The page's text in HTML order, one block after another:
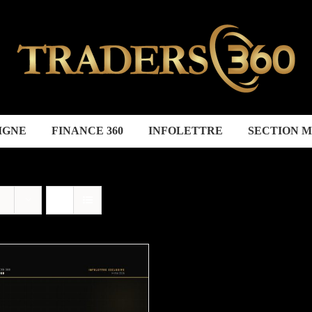
FINANCE 360 INFOLETTRE SECTION